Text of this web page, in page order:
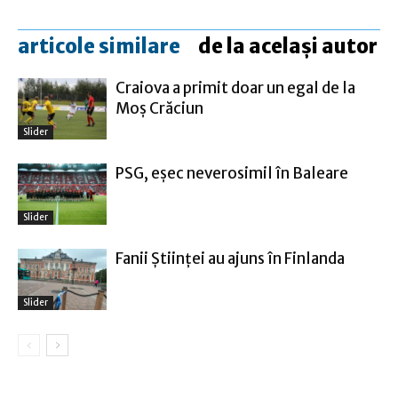
articole similare de la același autor
Slider
Craiova a primit doar un egal de la
Moş Crăciun
Slider
PSG, eşec neverosimil în Baleare
Slider
Fanii Ştiinţei au ajuns în Finlanda